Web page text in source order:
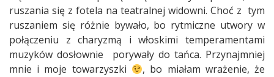
ruszania się z fotela na teatralnej widowni. Choć z tym
ruszaniem się różnie bywało, bo rytmiczne utwory w
połączeniu z charyzmą i włoskimi temperamentami
muzyków dosłownie
porywały do tańca. Przynajmniej
mnie i moje towarzyszki
, bo miałam wrażenie, że